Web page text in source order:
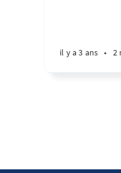
il y a 3 ans • 2